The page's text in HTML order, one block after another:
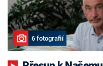
6 fotografií